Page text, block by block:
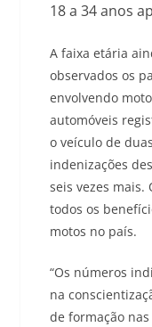
18 a 34 anos
A faixa etária
observados os
envolvendo
automóveis
o veículo de
indenizações
seis vezes mais.
todos os
motos no país.
“Os números
na
de formação